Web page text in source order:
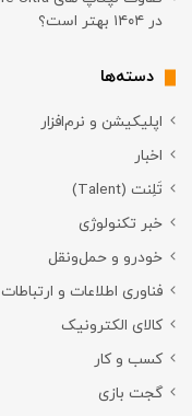
در ۱۴۰۴ بهتر است؟
دسته‌ها
اپلیکیشن و نرم‌افزار
اخبار
تَلِنت (Talent)
خبر تکنولوژی
خودرو و حمل‌و‌نقل
فناوری اطلاعات و ارتباطات
کالای الکترونیک
کسب و کار
گجت بازی